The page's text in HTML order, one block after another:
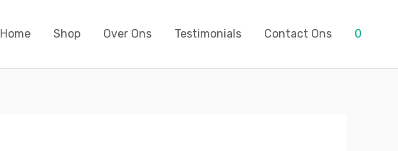
Home Shop Over Ons Testimonials Contact Ons 0